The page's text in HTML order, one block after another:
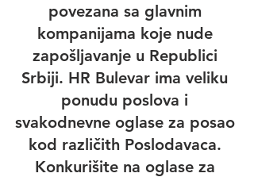
povezana sa glavnim
kompanijama koje nude
zapošljavanje u Republici
Srbiji. HR Bulevar ima veliku
ponudu poslova i
svakodnevne oglase za posao
kod različith Poslodavaca.
Konkurišite na oglase za